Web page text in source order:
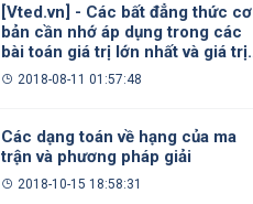
[Vted.vn] - Các bất đẳng thức cơ
bản cần nhớ áp dụng trong các
bài toán giá trị lớn nhất và giá trị
nhỏ nhất
2018-08-11 01:57:48
Các dạng toán về hạng của ma
trận và phương pháp giải
2018-10-15 18:58:31